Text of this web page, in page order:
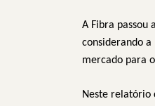
A Fibra passou
considerando a
mercado para
Neste relatório